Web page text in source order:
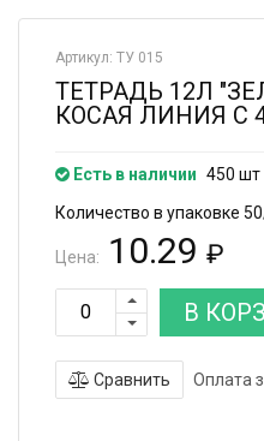
Артикул: ТУ 015
ТЕТРАДЬ 12Л
КОСАЯ ЛИНИЯ С
Есть в наличии 450 шт
Количество в упаковке
Цена: 10.29 ₽
В
Сравнить Оплата